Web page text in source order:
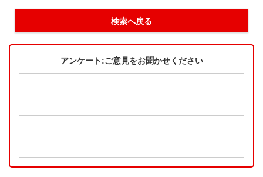
検索へ戻る
アンケート:ご意見をお聞かせください